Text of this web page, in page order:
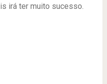
irá ter muito sucesso.